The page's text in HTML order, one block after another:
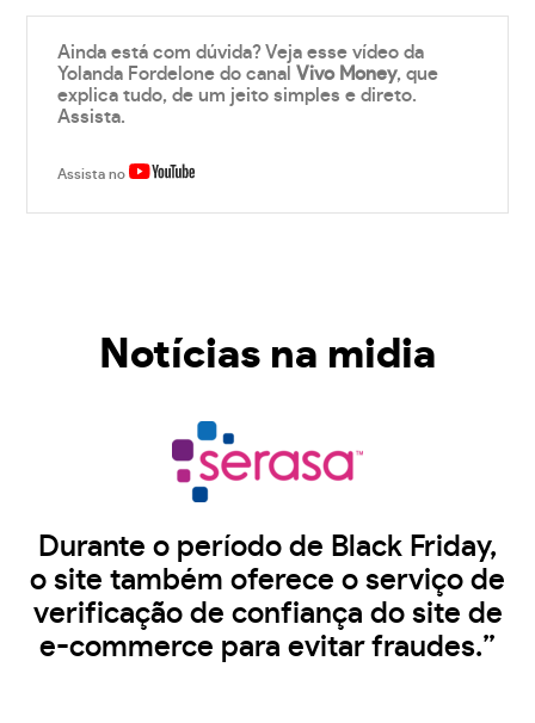
Ainda está com dúvida? Veja esse vídeo da
Yolanda Fordelone do canalVivo Money, que
explica tudo, de um jeito simples e direto.
Assista.
Assista no
Notícias na midia
Durante o período de Black Friday,
o site também oferece o serviço de
verificação de confiança do site de
e-commerce para evitar fraudes.”